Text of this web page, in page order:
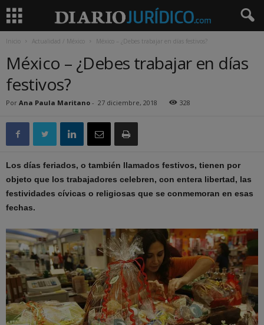
Inicio Actualidad / México México – ¿Debes trabajar en días festivos?
México – ¿Debes trabajar en días
festivos?
Por Ana Paula Maritano - 27 diciembre, 2018 328
Los días feriados, o también llamados festivos, tienen por
objeto que los trabajadores celebren, con entera libertad, las
festividades cívicas o religiosas que se conmemoran en esas
fechas.